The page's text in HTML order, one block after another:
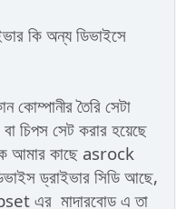
কি অন্য ডিভাইসে
কোম্পানীর তৈরি সেটা
চিপস সেট করার হয়েছে
আমার কাছে asrock
ড্রাইভার সিডি আছে,
এর মাদারবোড এ তা